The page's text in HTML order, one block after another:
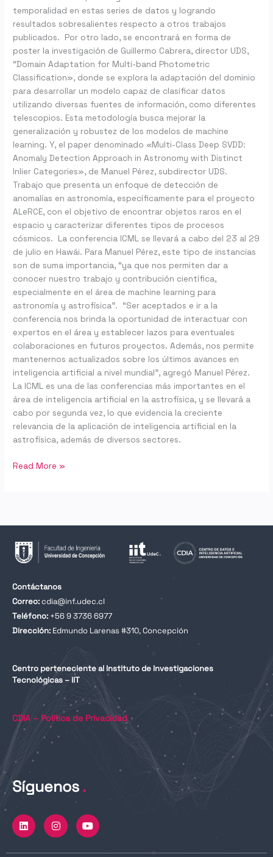
temporalidad en estas series de datos y logrando
resultados sobresalientes respecto a otros trabajos
publicados. Por otro lado, se encontrará en forma de
poster la investigación de Guillermo Cabrera, director UDS,
“Domain Adaptation for Multi-band Photometric
Classification», donde se explora la adaptación del dominio
para desarrollar un modelo capaz de clasificar datos
utilizando diversas fuentes de información, como diferentes
telescopios. Esta metodología busca mejorar la
generalización y robustez de los modelos de machine
learning. Y, el paper denominado «Multi-Class Deep SVDD:
Anomaly Detection Approach in Astronomy with Distinct
Inlier Categories», de Manuel Pérez, subdirector UDS.
Trabajo que presenta un enfoque de detección de
anomalías en astronomía, específicamente para el proyecto
ALeRCE, con el objetivo de encontrar objetos raros en el
espacio y caracterizar diferentes tipos de procesos
cósmicos. La conferencia ICML se llevará a cabo del 23 al 29
de julio en Hawái. Para Manuel Pérez, este tipo de instancias
son de suma importancia, “ya que nos permiten dar a
conocer nuestro trabajo y contribución científica,
especialmente en el área de machine learning para
astronomía y astrofísica”. “Ser aceptados e ir a la
conferencia nos brinda la oportunidad de interactuar con
expertos en el área y establecer lazos para eventuales
colaboraciones en futuros proyectos. Además, nos permite
mantenernos actualizados sobre los últimos avances en
inteligencia artificial a nivel mundial”, agregó Manuel Pérez.
La ICML es una de las conferencias más importantes en el
área de inteligencia artificial en la astrofísica, y se llevará a
cabo por segunda vez, lo que evidencia la creciente
relevancia de la aplicación de inteligencia artificial en la
astrofísica, además de diversos sectores.
Read More »
Contáctanos
Correo:cdia@inf.udec.cl
Teléfono: +56 9 3736 6977
Dirección: Edmundo Larenas #310, Concepción
Centro perteneciente al Instituto de Investigaciones
Tecnológicas – IIT
CDIA – Política de Privacidad
Síguenos.
L
i
n
k
e
I
n
s
t
a
Y
o
u
t
u